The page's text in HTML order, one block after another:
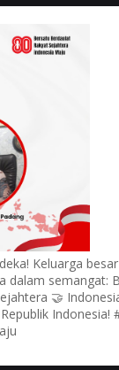
Keluarga
dalam semangat:
🤝
Indonesia!